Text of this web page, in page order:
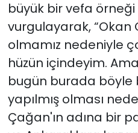
büyük bir vefa
vurgulayarak, “Okan
olmamız nedeniyle
hüzün içindeyim.
bugün burada böyle
yapılmış olması
Çağan'ın adına bir